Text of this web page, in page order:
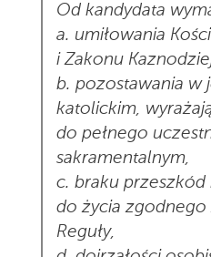
Od kandydata
a. umiłowania
i Zakonu
b. pozostawania w
katolickim,
do pełnego
sakramentalnym,
c. braku przeszkód
do życia zgodnego
Reguły,